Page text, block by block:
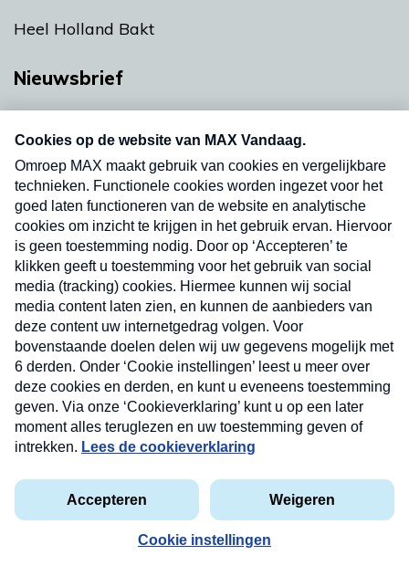
Heel Holland Bakt
Nieuwsbrief
nieuwsbrief. Elke vrijdag- en dinsdagochtend in
uw mailbox.
Verzend
Privacyverklaring
Cookieverklaring
Kwetsbaarheid melden
Copyright © 2026 MAX Vandaag - Omroep MAX
Nieuwsbrief
Neem hier een gratis abonnement op onze
nieuwsbrief. Elke vrijdag- en dinsdagochtend in uw